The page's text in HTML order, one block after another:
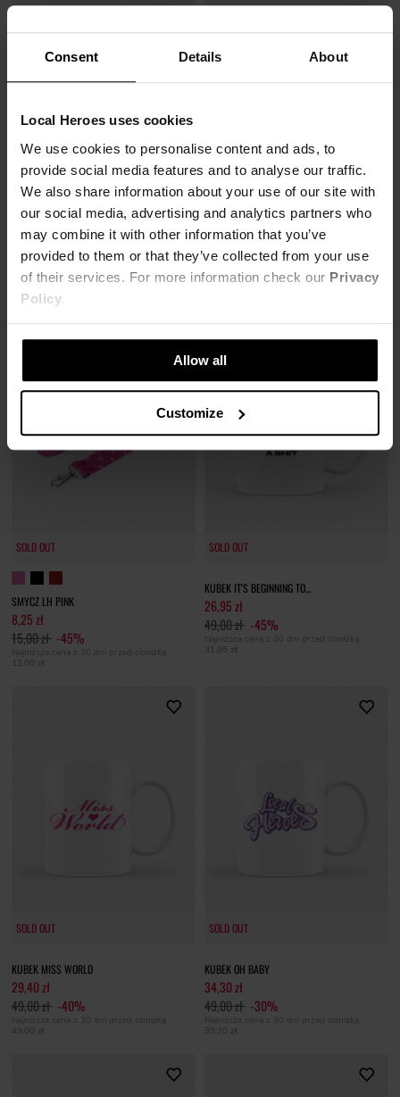
Consent Details About
Local Heroes uses cookies
We use cookies to personalise content and ads, to
provide social media features and to analyse our traffic.
We also share information about your use of our site with
our social media, advertising and analytics partners who
may combine it with other information that you’ve
provided to them or that they’ve collected from your use
of their services. For more information check our Privacy
Policy.
Allow all
Customize
SOLD OUT
SMYCZ LH BURGUNDY AND PINK
8,25 zł
15,00 zł -45%
Najniższa cena z 30 dni przed obniżką
10,50 zł
SOLD OUT
SMYCZ LH BLACK
8,25 zł
15,00 zł -45%
Najniższa cena z 30 dni przed obniżką
10,50 zł
SOLD OUT
SMYCZ LH PINK
8,25 zł
15,00 zł -45%
Najniższa cena z 30 dni przed obniżką
12,00 zł
SOLD OUT
KUBEK IT'S BEGINNING TO...
26,95 zł
49,00 zł -45%
Najniższa cena z 30 dni przed obniżką
31,85 zł
SOLD OUT
KUBEK MISS WORLD
29,40 zł
49,00 zł -40%
Najniższa cena z 30 dni przed obniżką
49,00 zł
SOLD OUT
KUBEK OH BABY
34,30 zł
49,00 zł -30%
Najniższa cena z 30 dni przed obniżką
39,20 zł